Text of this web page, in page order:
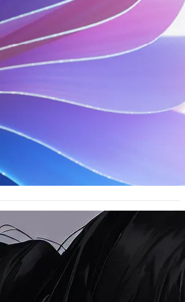
已經7年的噗浪該何去何從 ?
2015 年 7 月 2 日
最近申請並下載了 Plurk 的備份，使用
這個網站的微網誌服務已經有7年了，
不確定還能夠用多久，也為之後萬一